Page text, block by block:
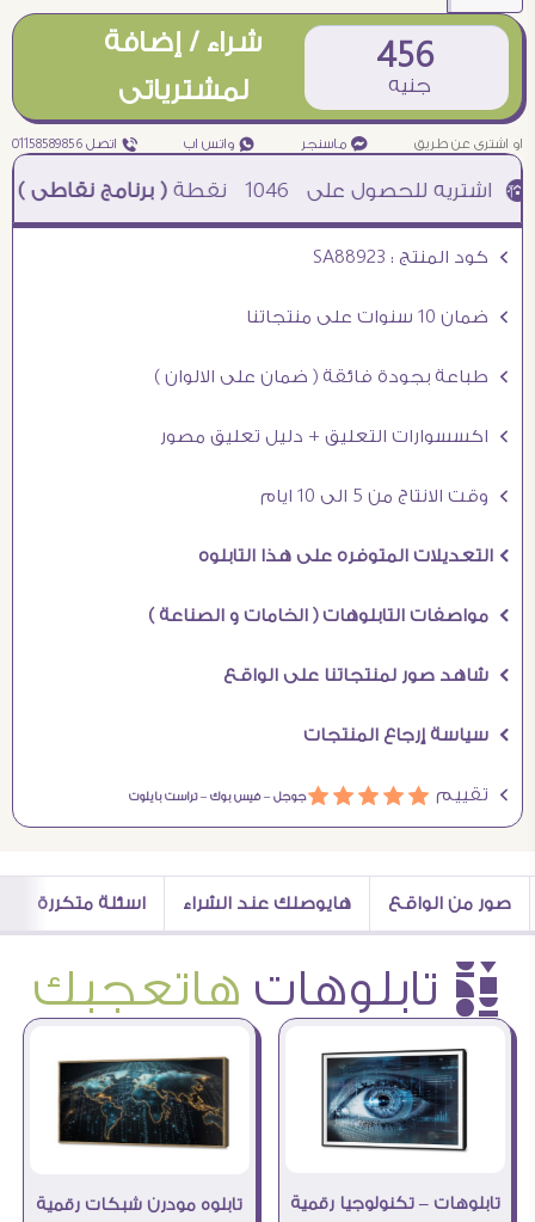
456
جنيه
شراء / إضافة
لمشترياتى
او اشترى عن طريق ¥ ماسنجر ₧ واتس اب ƒ اتصل 01158589856
1046 نقطة( برنامج نقاطى )à خصم 5% للعملاء الجدد à شحن مجانى عند الشراء ب 4000 جنيه à
Ö كود المنتج : SA88923
Ö ضمان 10 سنوات على منتجاتنا
Ö طباعة بجودة فائقة ( ضمان على الالوان )
Ö اكسسوارات التعليق + دليل تعليق مصور
Ö وقت الانتاج من 5 الى 10 ايام
Ö التعديلات المتوفره على هذا التابلوه
Ö مواصفات التابلوهات ( الخامات و الصناعة )
Ö شاهد صور لمنتجاتنا على الواقع
Ö سياسة إرجاع المنتجات
Ö تقييم áááááجوجل –فيس بوك –تراست بايلوت
صور من الواقع هايوصلك عند الشراء اسئلة متكررة
è تابلوهات هاتعجبك
تابلوهات – تكنولوجيا رقمية
تابلوه مودرن شبكات رقمية